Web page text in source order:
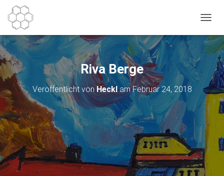
A
V
I
T
I
O
N
U
M
S
C
H
A
Riva Berge
Veröffentlicht vonHecklamFebruar 24, 2018